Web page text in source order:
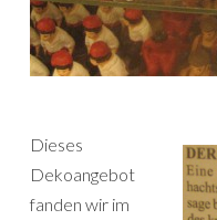
Dieses
Dekoangebot
fanden wir im